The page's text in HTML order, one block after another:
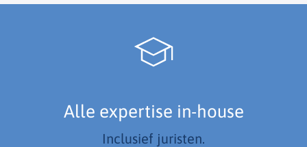
Alle expertise in-house
Inclusief juristen.